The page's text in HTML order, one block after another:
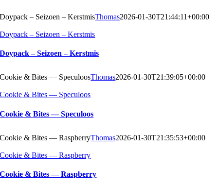
Doypack – Seizoen – KerstmisThomas2026-01-30T21:44:11+00:00
Doypack – Seizoen – Kerstmis
Doypack – Seizoen – Kerstmis
Cookie & Bites — SpeculoosThomas2026-01-30T21:39:05+00:00
Cookie & Bites — Speculoos
Cookie & Bites — Speculoos
Cookie & Bites — RaspberryThomas2026-01-30T21:35:53+00:00
Cookie & Bites — Raspberry
Cookie & Bites — Raspberry